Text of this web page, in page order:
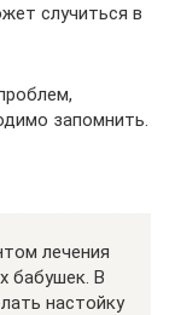
случиться в
запомнить.
лечения
бабушек. В
настойку